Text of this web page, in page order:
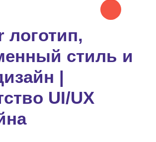
логотип,
стиль и
|
UI/UX